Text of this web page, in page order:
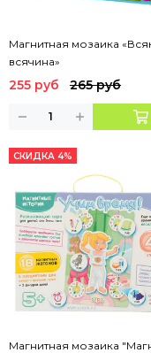
Магнитная мозаика
всячина»
255 руб 265 руб
СКИДКА 4%
Магнитная мозаика